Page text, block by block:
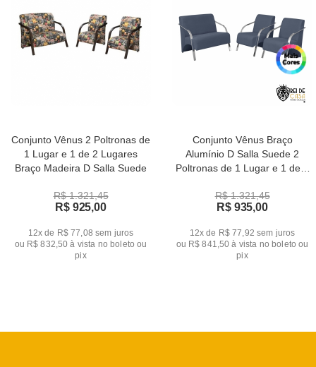
Conjunto Vênus 2 Poltronas de
1 Lugar e 1 de 2 Lugares
Braço Madeira D Salla Suede
R$ 1.321,45
R$ 925,00
12x de R$ 77,08 sem juros
ou R$ 832,50 à vista no boleto ou
pix
Conjunto Vênus Braço
Alumínio D Salla Suede 2
Poltronas de 1 Lugar e 1 de 2
R$ 1.321,45
R$ 935,00
12x de R$ 77,92 sem juros
ou R$ 841,50 à vista no boleto ou
pix